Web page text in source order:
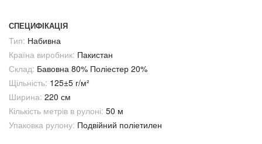
СПЕЦИФІКАЦІЯ
Тип: Набивна
Країна виробник: Пакистан
Склад: Бавовна 80% Поліестер 20%
Щільність: 125±5 г/м²
Ширина: 220 см
Кількість метрів в рулоні: 50 м
Упаковка рулону: Подвійний поліетилен